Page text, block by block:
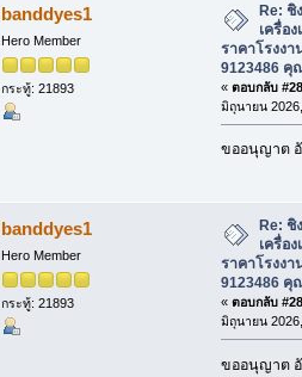
banddyes1
Hero Member
กระทู้: 21893
Re: ชิ
เครื่อ
ราคาโรงงา
9123486 คุ
« ตอบกลับ
มิถุนายน
ขออนุญาต
banddyes1
Hero Member
กระทู้: 21893
Re: ชิ
เครื่อ
ราคาโรงงา
9123486 คุ
« ตอบกลับ
มิถุนายน
ขออนุญาต